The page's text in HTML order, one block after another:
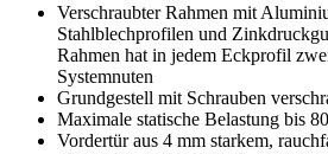
Verschraubter Rahmen mit
Stahlblechprofilen und
Rahmen hat in jedem Eckprofil
Systemnuten
Grundgestell mit Schrauben
Maximale statische Belastung bis
Vordertür aus 4 mm starkem,